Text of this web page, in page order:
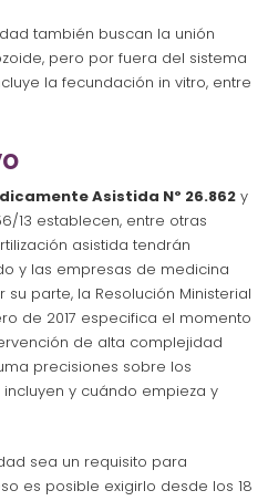
también buscan la unión
pero por fuera del sistema
la fecundación in vitro, entre
Asistida Nº 26.862 y
13 establecen, entre otras
asistida tendrán
y las empresas de medicina
parte, la Resolución Ministerial
de 2017 especifica el momento
de alta complejidad
precisiones sobre los
y cuándo empieza y
sea un requisito para
es posible exigirlo desde los 18